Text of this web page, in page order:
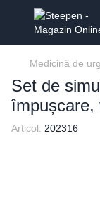
Medicină de
Set de
împușcare,
Articol: 202316